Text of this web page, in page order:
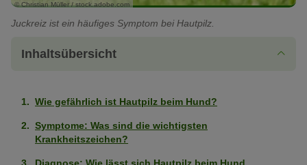
© Christian Müller / stock.adobe.com
Juckreiz ist ein häufiges Symptom bei Hautpilz.
Inhaltsübersicht
Wie gefährlich ist Hautpilz beim Hund?
Symptome: Was sind die wichtigsten
Krankheitszeichen?